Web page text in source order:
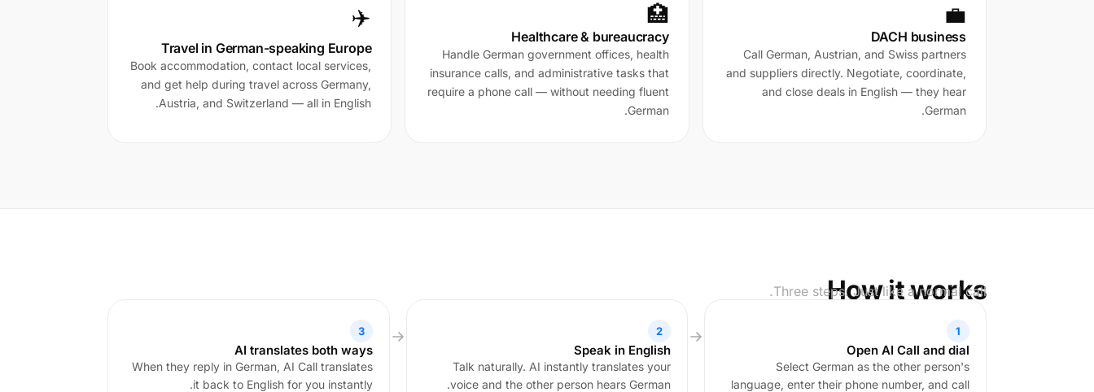
💼
DACH business
Call German, Austrian, and Swiss partners
and suppliers directly. Negotiate, coordinate,
and close deals in English — they hear
German.
🏥
Healthcare & bureaucracy
Handle German government offices, health
insurance calls, and administrative tasks that
require a phone call — without needing fluent
German.
✈️
Travel in German-speaking Europe
Book accommodation, contact local services,
and get help during travel across Germany,
Austria, and Switzerland — all in English.
How it works
Three steps. Just like a normal call.
1
Open AI Call and dial
Select German as the other person's
language, enter their phone number, and call
2
Speak in English
Talk naturally. AI instantly translates your
voice and the other person hears German.
3
AI translates both ways
When they reply in German, AI Call translates
it back to English for you instantly.